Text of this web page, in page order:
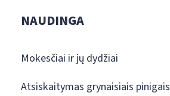
NAUDINGA
Mokesčiai ir jų dydžiai
Atsiskaitymas grynaisiais pinigais